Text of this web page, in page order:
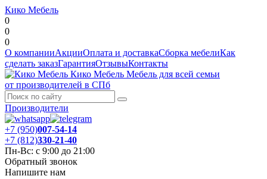
Кико Мебель
0
0
0
О компанииАкцииОплата и доставкаСборка мебелиКак
сделать заказГарантияОтзывыКонтакты
Кико Мебель Мебель для всей семьи
от производителей в СПб
Производители
+7 (950)007-54-14
+7 (812)330-21-40
Пн-Вс: с 9:00 до 21:00
Обратный звонок
Напишите нам